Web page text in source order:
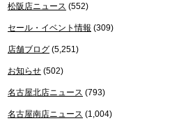
松阪店ニュース (552)
セール・イベント情報 (309)
店舗ブログ (5,251)
お知らせ (502)
名古屋北店ニュース (793)
名古屋南店ニュース (1,004)